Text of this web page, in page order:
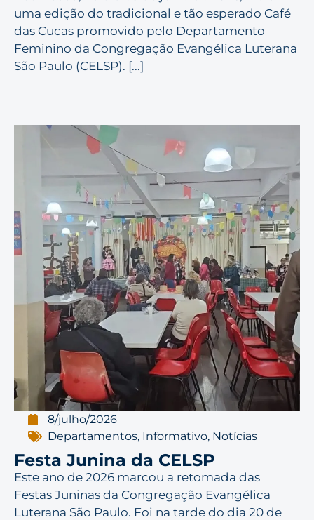
uma edição do tradicional e tão esperado Café
das Cucas promovido pelo Departamento
Feminino da Congregação Evangélica Luterana
São Paulo (CELSP). [...]
8/julho/2026
Departamentos, Informativo, Notícias
Festa Junina da CELSP
Este ano de 2026 marcou a retomada das
Festas Juninas da Congregação Evangélica
Luterana São Paulo. Foi na tarde do dia 20 de